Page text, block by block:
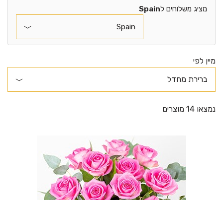
מציג משלוחים לSpain
מיין לפי
נמצאו 14 מוצרים